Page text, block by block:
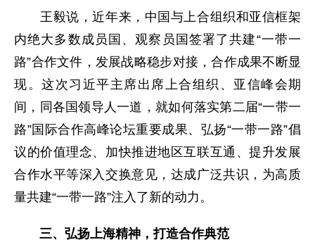
王毅说，近年来，中国与上合组织和亚信框架
内绝大多数成员国、观察员国签署了共建“一带一
路”合作文件，发展战略稳步对接，合作成果不断显
现。这次习近平主席出席上合组织、亚信峰会期
间，同各国领导人一道，就如何落实第二届“一带一
路”国际合作高峰论坛重要成果、弘扬“一带一路”倡
议的价值理念、加快推进地区互联互通、提升发展
合作水平等深入交换意见，达成广泛共识，为高质
量共建“一带一路”注入了新的动力。
三、弘扬上海精神，打造合作典范